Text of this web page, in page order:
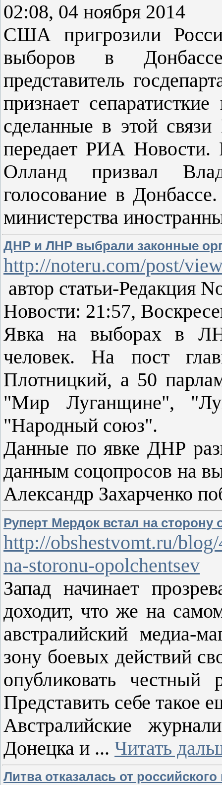
02:08, 04 ноября 2014
США пригрозили
выборов в
представитель
признает
сделанные в этой
передает РИА Новости.
Олланд призвал
голосование в
министерства
ДНР и ЛНР выбрали законные
http://noteru.com/post/
автор статьи-Редакция
Новости: 21:57,
Явка на выборах в
человек. На пост
Плотницкий, а 50
"Мир Луганщине",
"Народный союз".
Данные по явке ДНР
данным соцопросов на
Александр Захарченко
Руперт Мердок встал на сторону
http://obshestvomt.ru/
na-storonu-opolchentsev
Запад начинает
доходит, что же на
австралийский медиа-
зону боевых действий
опубликовать честный
Представить себе такое
Австралийские
Донецка и ... Читать
Литва отказалась от российского